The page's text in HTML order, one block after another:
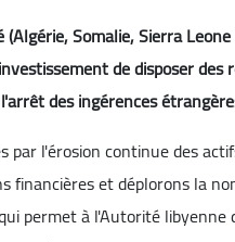
Somalie, Sierra
de disposer des
des ingérences
l'érosion continue des
financières et déplorons la
permet à l'Autorité